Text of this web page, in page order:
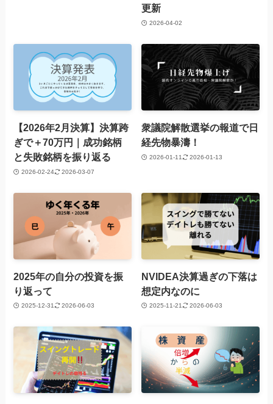
更新
2026-04-02
【2026年2月決算】決算跨
ぎで＋70万円｜成功銘柄
と失敗銘柄を振り返る
2026-02-24 2026-03-07
衆議院解散選挙の報道で日
経先物暴濤！
2026-01-11 2026-01-13
2025年の自分の投資を振
り返って
2025-12-31 2026-06-03
NVIDEA決算過ぎの下落は
想定内なのに
2025-11-21 2026-06-03